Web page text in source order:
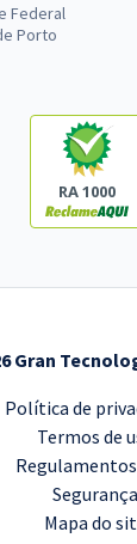
Federal
Porto
RA 1000
Gran
Política de
Termos de
Regulamentos
Segurança
Mapa do